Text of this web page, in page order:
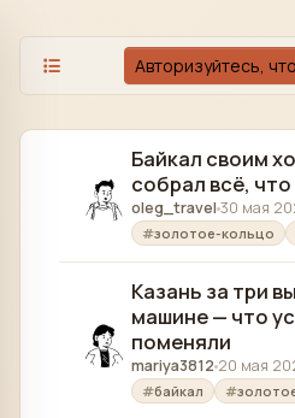
Авторизуйтесь,
Байкал своим
собрал всё,
oleg_travel 30 мая
золотое-кольцо
Казань за три
машине — что
поменяли
mariya3812 20 мая
байкал